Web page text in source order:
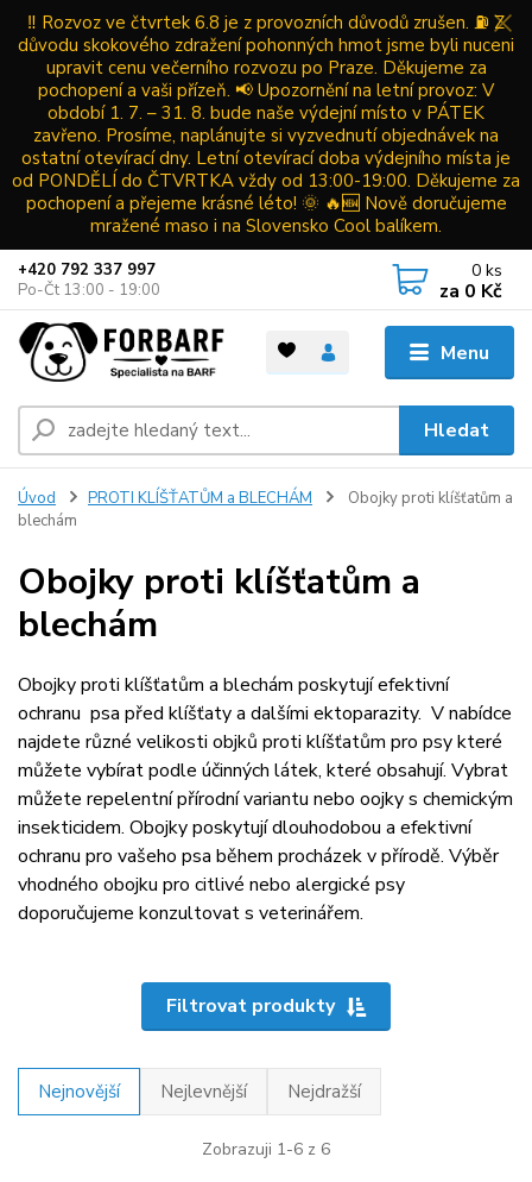
‼️ Rozvoz ve čtvrtek 6.8 je z provozních důvodů zrušen. ⛽ Z
důvodu skokového zdražení pohonných hmot jsme byli nuceni
upravit cenu večerního rozvozu po Praze. Děkujeme za
pochopení a vaši přízeň. 📢 Upozornění na letní provoz: V
období 1. 7. – 31. 8. bude naše výdejní místo v PÁTEK
zavřeno. Prosíme, naplánujte si vyzvednutí objednávek na
ostatní otevírací dny. Letní otevírací doba výdejního místa je
od PONDĚLÍ do ČTVRTKA vždy od 13:00-19:00. Děkujeme za
pochopení a přejeme krásné léto! 🌞 🔥🆕 Nově doručujeme
mražené maso i na Slovensko Cool balíkem.
Menu
Hledat
+420 792 337 997
Po-Čt 13:00 - 19:00
0 ks
za 0 Kč
Úvod PROTI KLÍŠŤATŮM a BLECHÁM
Obojky proti klíšťatům a
blechám
Obojky proti klíšťatům a
blechám
Obojky proti klíšťatům a blechám poskytují efektivní
ochranu psa před klíšťaty a dalšími ektoparazity. V nabídce
najdete různé velikosti objků proti klíšťatům pro psy které
můžete vybírat podle účinných látek, které obsahují. Vybrat
můžete repelentní přírodní variantu nebo oojky s chemickým
insekticidem. Obojky poskytují dlouhodobou a efektivní
ochranu pro vašeho psa během procházek v přírodě. Výběr
vhodného obojku pro citlivé nebo alergické psy
doporučujeme konzultovat s veterinářem.
Filtrovat produkty
Nejnovější Nejlevnější Nejdražší
Zobrazuji 1-6 z 6